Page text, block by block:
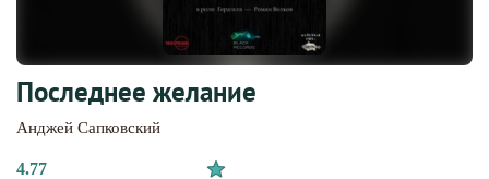
Последнее желание
Анджей Сапковский
4.77